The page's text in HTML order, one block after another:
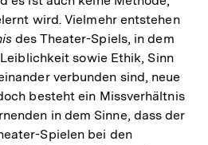
wird. Vielmehr entstehen
des Theater-Spiels, in dem
sowie Ethik, Sinn
verbunden sind, neue
besteht ein Missverhältnis
in dem Sinne, dass der
Spielen bei den